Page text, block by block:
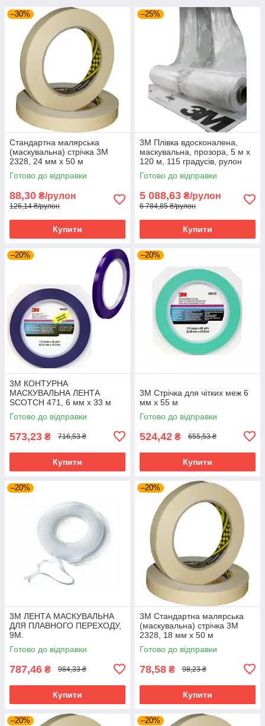
–30%
Стандартна малярська
(маскувальна) стрічка 3M
2328, 24 мм x 50 м
Готово до відправки
88,30 ₴/рулон
126,14 ₴/рулон
Купити
–25%
3M Плівка вдосконалена,
маскувальна, прозора, 5 м х
120 м, 115 градусів, рулон
Готово до відправки
5 088,63 ₴/рулон
6 784,85 ₴/рулон
Купити
–20%
3M КОНТУРНА
МАСКУВАЛЬНА ЛЕНТА
SCOTCH 471, 6 мм х 33 м
Готово до відправки
573,23 ₴ 716,53 ₴
Купити
–20%
3М Стрічка для чітких меж 6
мм х 55 м
Готово до відправки
524,42 ₴ 655,53 ₴
Купити
–20%
3M ЛЕНТА МАСКУВАЛЬНА
ДЛЯ ПЛАВНОГО ПЕРЕХОДУ,
9М.
Готово до відправки
787,46 ₴ 984,33 ₴
Купити
–20%
3M Стандартна малярська
(маскувальна) стрічка 3M
2328, 18 мм x 50 м
Готово до відправки
78,58 ₴ 98,23 ₴
Купити
–20% –20%